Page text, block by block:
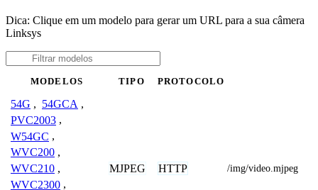
Dica: Clique em um modelo para gerar um URL para a sua câmera
Linksys
MODELOS TIPO PROTOCOLO
54G , 54GCA ,
PVC2003 ,
W54GC ,
WVC200 ,
WVC210 ,
WVC2300 ,
MJPEG HTTP /img/video.mjpeg